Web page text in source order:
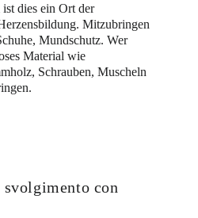
dies ein Ort der
Mitzubringen
Mundschutz. Wer
Material wie
Schrauben, Muscheln
con